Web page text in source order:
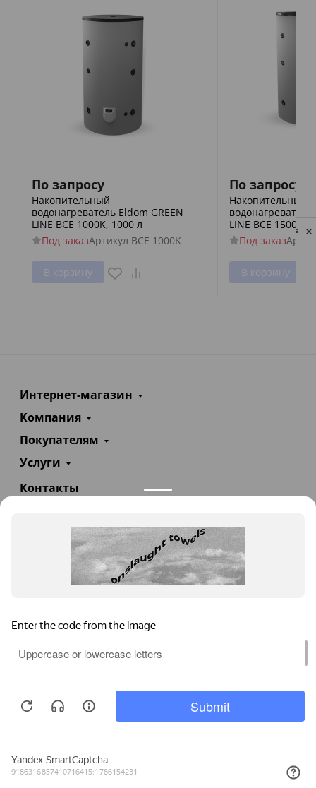
Каталог
По запросу
Накопительный
водонагреватель Eldom GREEN
LINE BCE 1000K, 1000 л
Под заказАртикул BCE 1000K
В корзину
По запросу
Накопительный
водонагреватель
LINE BCE 1500F,
Под заказ
В корзину
Интернет-магазин
Компания
Покупателям
Услуги
Контакты
info@teploexpert.com
Пн—Сб 09:00 – 18:00
TeploExpert.com © 2008 - 2026 Оборудование для
систем отопления, водоснабжения, канализации
Privacy notice